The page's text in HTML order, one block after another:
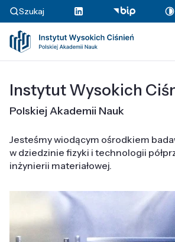
Szukaj
Instytut Wysokich
Polskiej Akademii Nauk
Jesteśmy wiodącym ośrodkiem
w dziedzinie fizyki i technologii
inżynierii materiałowej.